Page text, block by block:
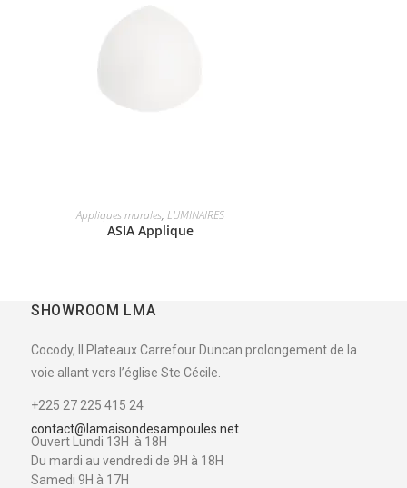
Appliques murales, LUMINAIRES
ASIA Applique
SHOWROOM LMA
Cocody, II Plateaux Carrefour Duncan prolongement de la
voie allant vers l’église Ste Cécile.
+225 27 225 415 24
contact@lamaisondesampoules.net
Ouvert Lundi 13H à 18H
Du mardi au vendredi de 9H à 18H
Samedi 9H à 17H